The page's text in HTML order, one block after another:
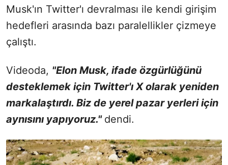
Musk'ın Twitter'ı devralması ile kendi girişim
hedefleri arasında bazı paralellikler çizmeye
çalıştı.
Videoda, "Elon Musk, ifade özgürlüğünü
desteklemek için Twitter'ı X olarak yeniden
markalaştırdı. Biz de yerel pazar yerleri için
aynısını yapıyoruz." dendi.